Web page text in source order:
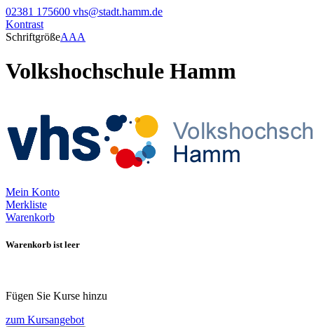
02381 175600 vhs@stadt.hamm.de
Kontrast
SchriftgrößeAAA
Volkshochschule Hamm
Mein Konto
Merkliste
Warenkorb
Warenkorb ist leer
Fügen Sie Kurse hinzu
zum Kursangebot